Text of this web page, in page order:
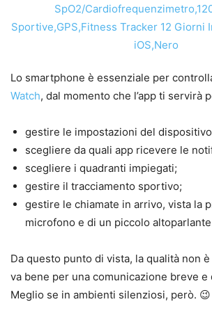
Lo smartphone è essenziale per
Watch, dal momento che l’app ti servirà
gestire le impostazioni del
scegliere da quali app ricevere le
scegliere i quadranti impiegati;
gestire il tracciamento sportivo;
gestire le chiamate in arrivo, vista la
microfono e di un piccolo
Da questo punto di vista, la qualità non
va bene per una comunicazione breve e
Meglio se in ambienti silenziosi, però. 😉